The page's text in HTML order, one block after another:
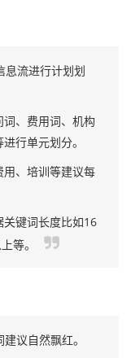
息流进行计划划
、费用词、机构
行单元划分。
、培训等建议每
键词长度比如16
等。
议自然飘红。